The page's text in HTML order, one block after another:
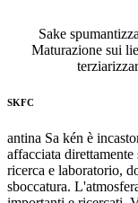
Sake
Maturazione sui
SKFC
antina Sa kén è
affacciata
ricerca e laboratorio,
sboccatura.